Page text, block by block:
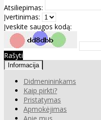
Atsiliepimas:
Įvertinimas:
Įveskite saugos kodą:
Rašyti
Informacija
Didmenininkams
Kaip pirkti?
Pristatymas
Apmokėjimas